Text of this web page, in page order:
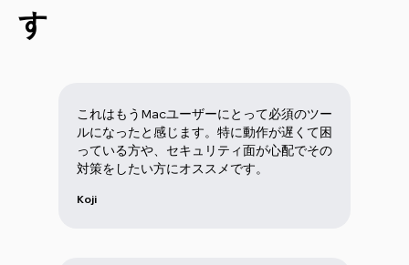
す
これはもうMacユーザーにとって必須のツー
ルになったと感じます。特に動作が遅くて困
っている方や、セキュリティ面が心配でその
対策をしたい方にオススメです。
Koji